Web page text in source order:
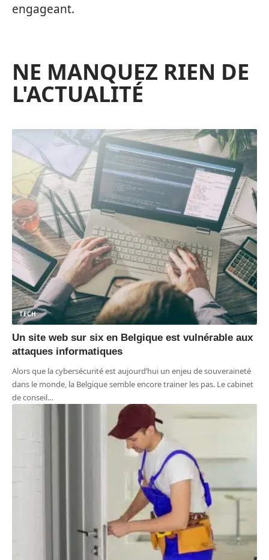
engageant.
NE MANQUEZ RIEN DE
L'ACTUALITÉ
TECH
Un site web sur six en Belgique est vulnérable aux
attaques informatiques
Alors que la cybersécurité est aujourd’hui un enjeu de souveraineté
dans le monde, la Belgique semble encore trainer les pas. Le cabinet
de conseil…